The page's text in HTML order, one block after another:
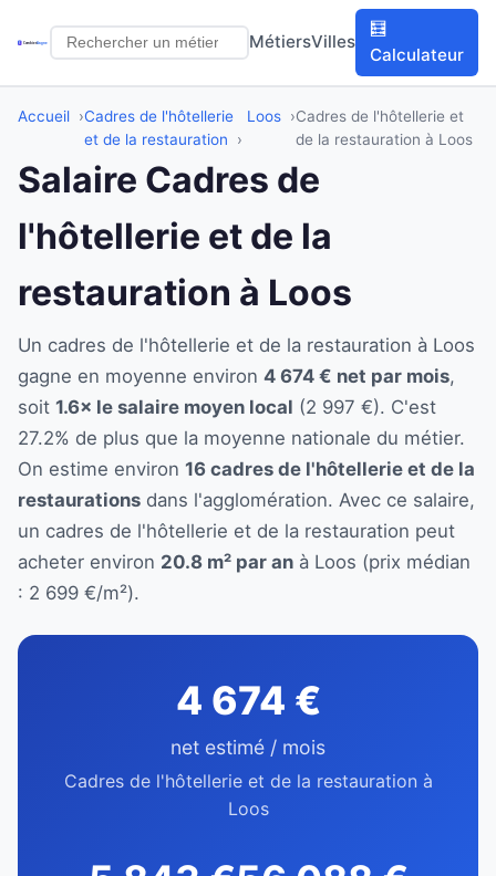
MétiersVilles
🧮
Calculateur
Accueil
Cadres de l'hôtellerie
et de la restauration
Loos
Cadres de l'hôtellerie et
de la restauration à Loos
Salaire Cadres de
l'hôtellerie et de la
restauration à Loos
Un cadres de l'hôtellerie et de la restauration à Loos
gagne en moyenne environ 4 674 € net par mois,
soit 1.6× le salaire moyen local (2 997 €). C'est
27.2% de plus que la moyenne nationale du métier.
On estime environ 16 cadres de l'hôtellerie et de la
restaurations dans l'agglomération. Avec ce salaire,
un cadres de l'hôtellerie et de la restauration peut
acheter environ 20.8 m² par an à Loos (prix médian
: 2 699 €/m²).
4 674 €
net estimé / mois
Cadres de l'hôtellerie et de la restauration à
Loos